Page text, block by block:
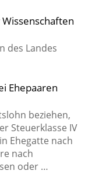
des Landes
Ehepaaren
beziehen,
Steuerklasse IV
Ehegatte nach
nach
oder …